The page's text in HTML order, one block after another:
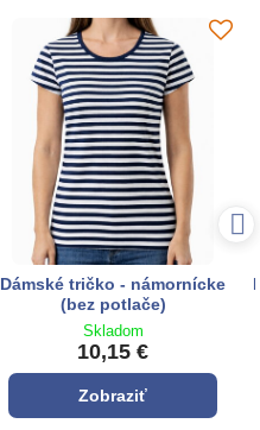
Dámské tričko - námornícke
(bez potlače)
Skladom
10,15 €
Zobraziť